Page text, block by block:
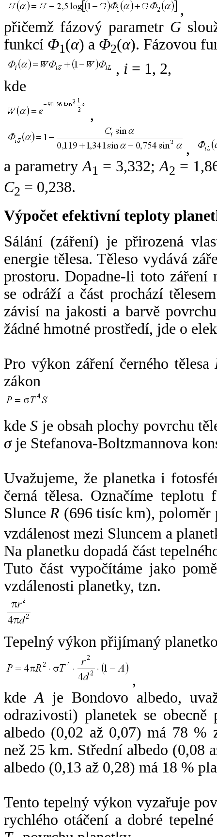
,
přičemž fázový parametr G
funkcí Φ1(α) a Φ2(α). Fázovou
, i = 1, 2,
kde
,
,
a parametryA1 = 3,332;A2 =
C2 = 0,238.
Výpočet efektivní teploty
Sálání (záření) je přirozená
energie tělesa. Těleso vydává
prostoru. Dopadne-li toto záření
se odráží a část prochází
závisí na jakosti a barvě
žádné hmotné prostředí, jde o
Pro výkon záření černého tělesa
zákon
kdeS je obsah plochy povrchu
σje Stefanova-Boltzmannova
Uvažujeme, že planetka i
černá tělesa. Označíme
SlunceR (696 tisíc km),
vzdálenost mezi Sluncem a
Na planetku dopadá část
Tuto část vypočítáme jako
vzdálenosti planetky, tzn.
Tepelný výkon přijímaný
,
kdeA je Bondovo albedo,
odrazivosti) planetek se
albedo (0,02 až 0,07) má 78 %
než 25 km. Střední albedo (0,08
albedo (0,13 až 0,28) má 18 %
Tento tepelný výkon vyzařuje
rychlého otáčení a dobré